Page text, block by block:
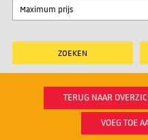
TERUG NAAR
VOEG TOE